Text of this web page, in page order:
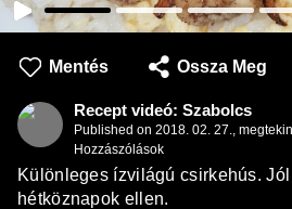
Mentés Ossza Meg
Recept videó: Szabolcs
Published on 2018. 02. 27.
Hozzászólások
Különleges ízvilágú csirkehús.
hétköznapok ellen.